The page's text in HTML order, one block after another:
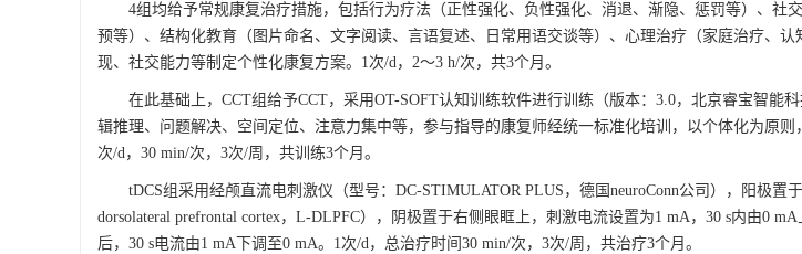
4组均给予常规康复治疗措施，包括行为疗法（正性强化、负性强化、消退、渐隐、惩罚等）、社
预等）、结构化教育（图片命名、文字阅读、言语复述、日常用语交谈等）、心理治疗（家庭治疗、
现、社交能力等制定个性化康复方案。1次/d，2～3 h/次，共3个月。
在此基础上，CCT组给予CCT，采用OT-SOFT认知训练软件进行训练（版本：3.0，北京睿宝智能
辑推理、问题解决、空间定位、注意力集中等，参与指导的康复师经统一标准化培训，以个体化为原
次/d，30 min/次，3次/周，共训练3个月。
tDCS组采用经颅直流电刺激仪（型号：DC-STIMULATOR PLUS，德国neuroConn公司），阳极置
dorsolateral prefrontal cortex，L-DLPFC），阴极置于右侧眼眶上，刺激电流设置为1 mA，30 s内由0
后，30 s电流由1 mA下调至0 mA。1次/d，总治疗时间30 min/次，3次/周，共治疗3个月。